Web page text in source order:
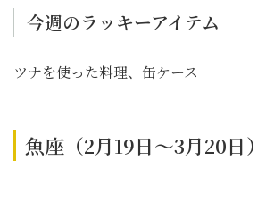
今週のラッキーアイテム
ツナを使った料理、缶ケース
魚座（2月19日～3月20日